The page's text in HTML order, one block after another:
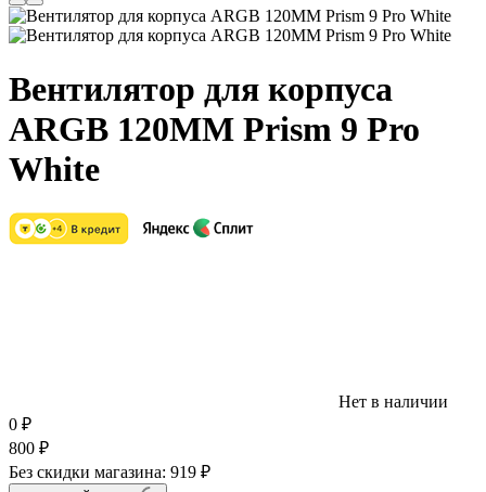
Вентилятор для корпуса
ARGB 120MM Prism 9 Pro
White
Нет в наличии
0 ₽
800 ₽
Без скидки магазина: 919 ₽